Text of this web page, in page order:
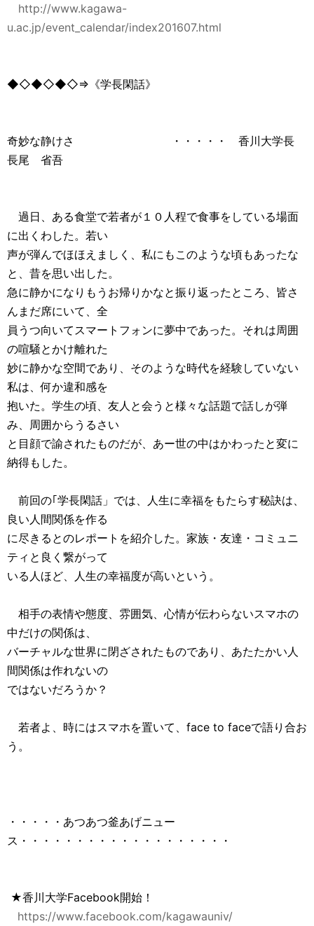
http://www.kagawa-
u.ac.jp/event_calendar/index201607.html
◆◇◆◇◆◇⇒《学長閑話》
奇妙な静けさ ・・・・・ 香川大学長
長尾 省吾
過日、ある食堂で若者が１０人程で食事をしている場面
に出くわした。若い
声が弾んでほほえましく、私にもこのような頃もあったな
と、昔を思い出した。
急に静かになりもうお帰りかなと振り返ったところ、皆さ
んまだ席にいて、全
員うつ向いてスマートフォンに夢中であった。それは周囲
の喧騒とかけ離れた
妙に静かな空間であり、そのような時代を経験していない
私は、何か違和感を
抱いた。学生の頃、友人と会うと様々な話題で話しが弾
み、周囲からうるさい
と目顔で諭されたものだが、あー世の中はかわったと変に
納得もした。
前回の｢学長閑話」では、人生に幸福をもたらす秘訣は、
良い人間関係を作る
に尽きるとのレポートを紹介した。家族・友達・コミュニ
ティと良く繋がって
いる人ほど、人生の幸福度が高いという。
相手の表情や態度、雰囲気、心情が伝わらないスマホの
中だけの関係は、
バーチャルな世界に閉ざされたものであり、あたたかい人
間関係は作れないの
ではないだろうか？
若者よ、時にはスマホを置いて、face to faceで語り合お
う。
・・・・・あつあつ釜あげニュー
ス・・・・・・・・・・・・・・・・・・・
★香川大学Facebook開始！
https://www.facebook.com/kagawauniv/